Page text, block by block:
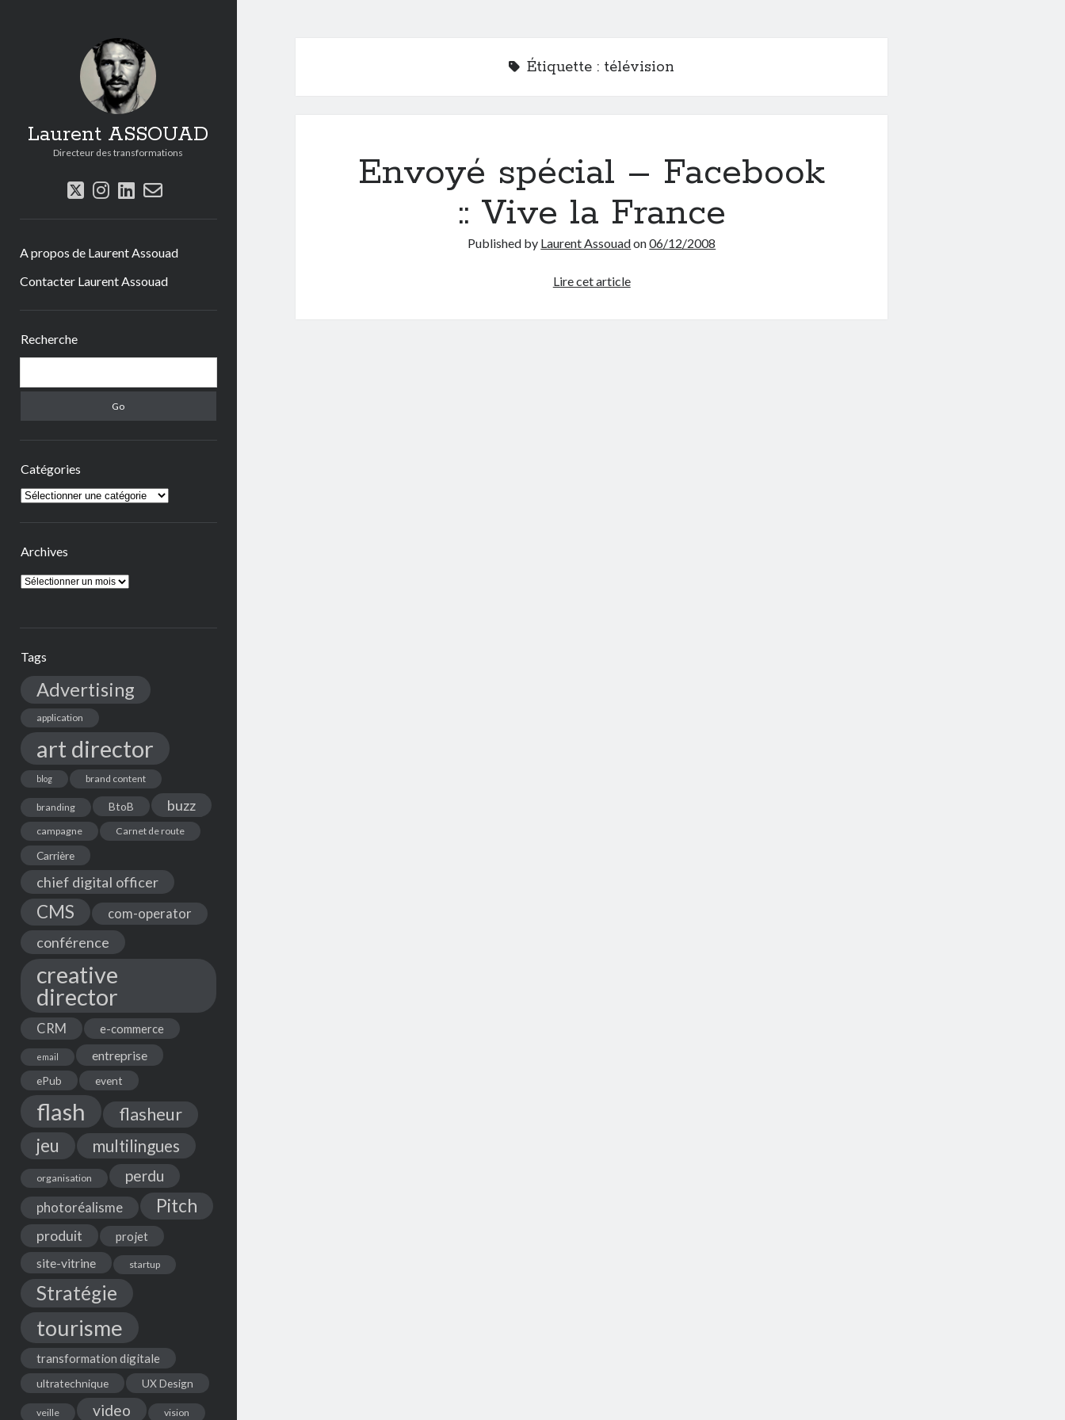
Laurent ASSOUAD
Directeur des transformations
twitter
instagram
linkedin
email-
A propos de Laurent Assouad
Contacter Laurent Assouad
Recherche
Catégories
Catégories
Archives
Archives
Tags
Advertising
application
art director
blog brand content
branding BtoB buzz
campagne Carnet de route
Carrière
chief digital officer
CMS com-operator
conférence
creative
director
CRM e-commerce
email entreprise
ePub event
flash flasheur
jeu multilingues
organisation perdu
photoréalisme Pitch
produit projet
site-vitrine startup
Stratégie
tourisme
transformation digitale
ultratechnique UX Design
veille video vision
Étiquette : télévision
Envoyé spécial – Facebook
:: Vive la France
Published by Laurent Assouadon06/12/2008
Lire cet articleEnvoyé